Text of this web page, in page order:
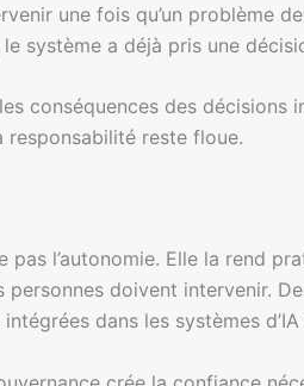
une fois qu’un problème
système a déjà pris une
conséquences des décisions
reste floue.
pas l’autonomie. Elle la rend
doivent intervenir.
dans les systèmes